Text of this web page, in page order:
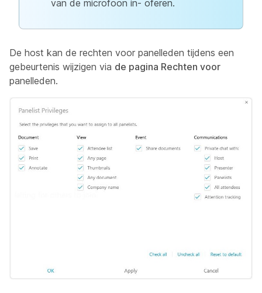
van de microfoon in- oferen.
De host kan de rechten voor panelleden tijdens een
gebeurtenis wijzigen via de pagina Rechten voor
panelleden.